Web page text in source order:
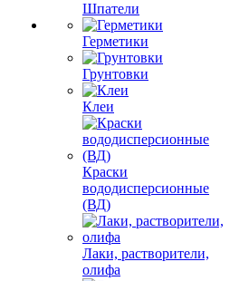
Шпатели
Герметики
Грунтовки
Клеи
Краски
вододисперсионные
(ВД)
Лаки, растворители,
олифа